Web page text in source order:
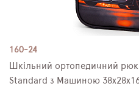
160-24
Шкільний ортопедичний
Standard з Машиною